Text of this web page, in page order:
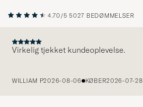
4.70/5 5027 BEDØMMELSER
Virkelig tjekket kundeoplevelse.
WILLIAM P2026-08-06 KØBER2026-07-28